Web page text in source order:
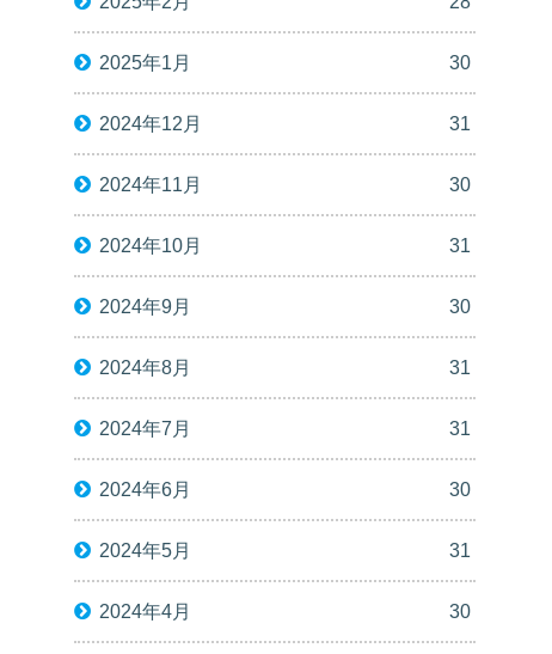
2025年1月 30
2024年12月 31
2024年11月 30
2024年10月 31
2024年9月 30
2024年8月 31
2024年7月 31
2024年6月 30
2024年5月 31
2024年4月 30